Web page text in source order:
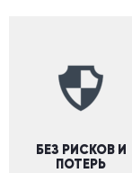
БЕЗ РИСКОВ И
ПОТЕРЬ